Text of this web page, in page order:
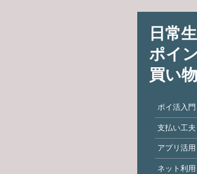
日常
ポイ
買い
ポイ活入門
支払い工夫
アプリ活用
ネット利用